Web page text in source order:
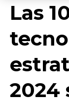
Las
2024